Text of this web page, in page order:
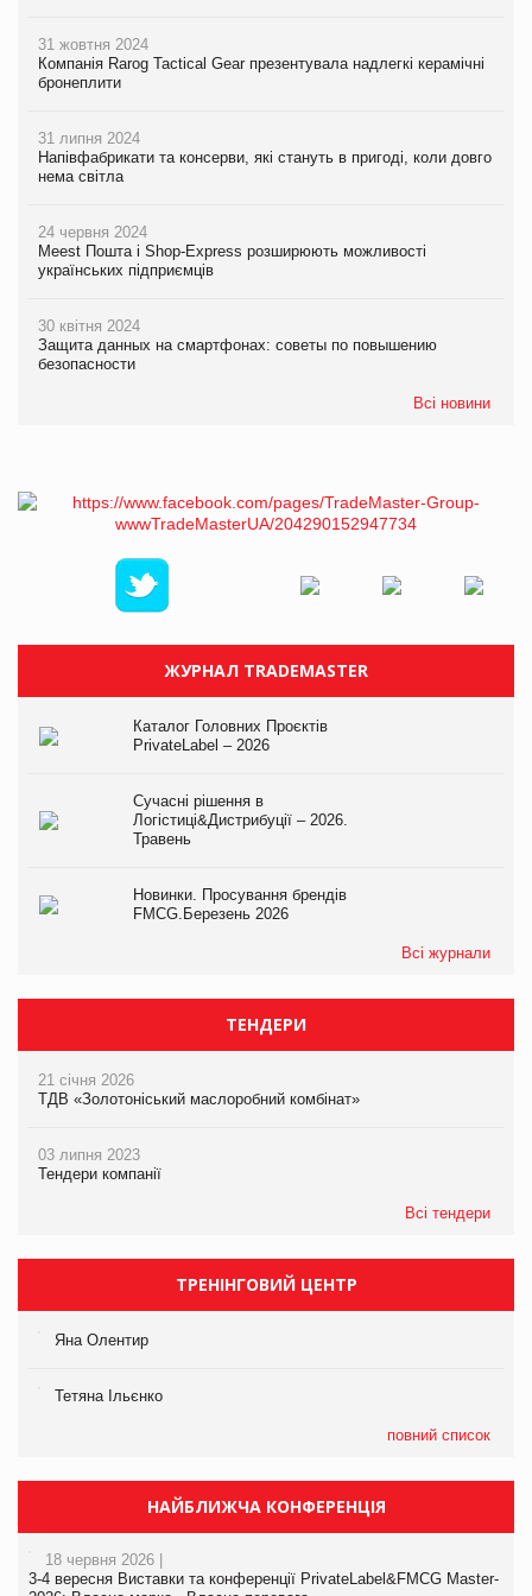
31 жовтня 2024
Компанія Rarog Tactical Gear презентувала надлегкі керамічні
бронеплити
31 липня 2024
Напівфабрикати та консерви, які стануть в пригоді, коли довго
нема світла
24 червня 2024
Meest Пошта і Shop-Express розширюють можливості
українських підприємців
30 квітня 2024
Защита данных на смартфонах: советы по повышению
безопасности
Всі новини
ЖУРНАЛ TRADEMASTER
Каталог Головних Проєктів
PrivateLabel – 2026
Сучасні рішення в
Логістиці&Дистрибуції – 2026.
Травень
Новинки. Просування брендів
FMCG.Березень 2026
Всі журнали
ТЕНДЕРИ
21 січня 2026
ТДВ «Золотоніський маслоробний комбінат»
03 липня 2023
Тендери компанії
Всі тендери
ТРЕНІНГОВИЙ ЦЕНТР
Яна Олентир
Тетяна Ільєнко
повний список
НАЙБЛИЖЧА КОНФЕРЕНЦІЯ
18 червня 2026 |
3-4 вересня Виставки та конференції PrivateLabel&FMCG Master-